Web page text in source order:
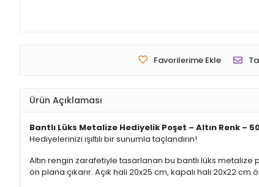
Favorilerime Ekle
Ürün Açıklaması
Bantlı Lüks Metalize Hediyelik Poşet – Altın Renk –
Hediyelerinizi ışıltılı bir sunumla taçlandırın!
Altın rengin zarafetiyle tasarlanan bu bantlı lüks
ön plana çıkarır. Açık hali 20x25 cm, kapalı hali 20x22 cm